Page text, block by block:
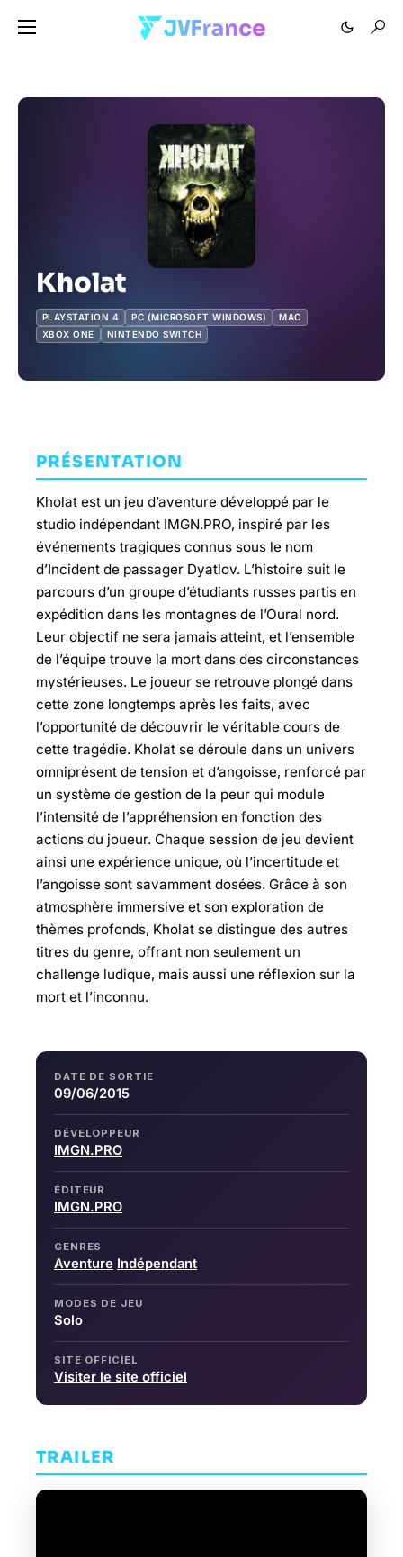
Kholat
PLAYSTATION 4 PC (MICROSOFT WINDOWS)
MAC
XBOX ONE
NINTENDO SWITCH
PRÉSENTATION
Kholat est un jeu d’aventure développé par le
studio indépendant IMGN.PRO, inspiré par les
événements tragiques connus sous le nom
d’Incident de passager Dyatlov. L’histoire suit le
parcours d’un groupe d’étudiants russes partis en
expédition dans les montagnes de l’Oural nord.
Leur objectif ne sera jamais atteint, et l’ensemble
de l’équipe trouve la mort dans des circonstances
mystérieuses. Le joueur se retrouve plongé dans
cette zone longtemps après les faits, avec
l’opportunité de découvrir le véritable cours de
cette tragédie. Kholat se déroule dans un univers
omniprésent de tension et d’angoisse, renforcé par
un système de gestion de la peur qui module
l’intensité de l’appréhension en fonction des
actions du joueur. Chaque session de jeu devient
ainsi une expérience unique, où l’incertitude et
l’angoisse sont savamment dosées. Grâce à son
atmosphère immersive et son exploration de
thèmes profonds, Kholat se distingue des autres
titres du genre, offrant non seulement un
challenge ludique, mais aussi une réflexion sur la
mort et l’inconnu.
DATE DE SORTIE
09/06/2015
DÉVELOPPEUR
IMGN.PRO
ÉDITEUR
IMGN.PRO
GENRES
Aventure Indépendant
MODES DE JEU
Solo
SITE OFFICIEL
Visiter le site officiel
TRAILER